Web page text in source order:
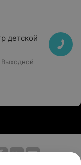
детской
Выходной